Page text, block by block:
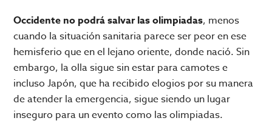
Occidente no podrá salvar las olimpiadas, menos
cuando la situación sanitaria parece ser peor en ese
hemisferio que en el lejano oriente, donde nació. Sin
embargo, la olla sigue sin estar para camotes e
incluso Japón, que ha recibido elogios por su manera
de atender la emergencia, sigue siendo un lugar
inseguro para un evento como las olimpiadas.